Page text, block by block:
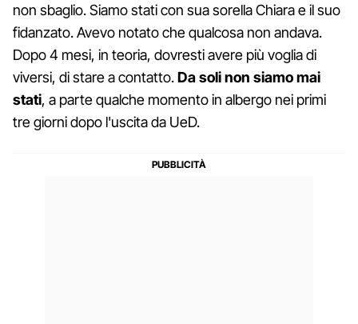
non sbaglio. Siamo stati con sua sorella Chiara e il suo
fidanzato. Avevo notato che qualcosa non andava.
Dopo 4 mesi, in teoria, dovresti avere più voglia di
viversi, di stare a contatto.Da soli non siamo mai
stati, a parte qualche momento in albergo nei primi
tre giorni dopo l'uscita da UeD.